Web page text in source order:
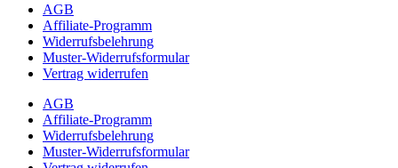
AGB
Affiliate-Programm
Widerrufsbelehrung
Muster-Widerrufsformular
Vertrag widerrufen
AGB
Affiliate-Programm
Widerrufsbelehrung
Muster-Widerrufsformular